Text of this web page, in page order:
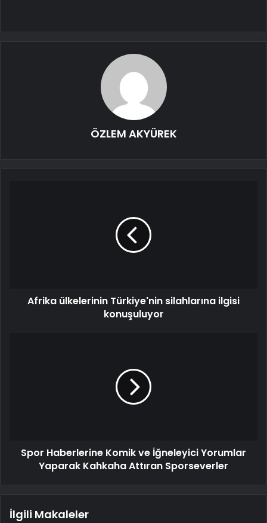
ÖZLEM AKYÜREK
Afrika ülkelerinin Türkiye'nin silahlarına ilgisi
konuşuluyor
Spor Haberlerine Komik ve İğneleyici Yorumlar
Yaparak Kahkaha Attıran Sporseverler
İlgili Makaleler